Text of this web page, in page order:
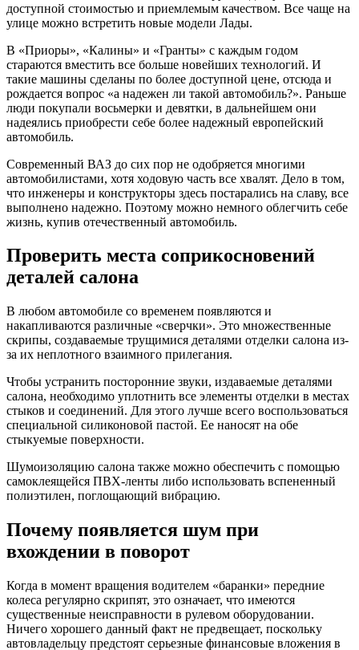
доступной стоимостью и приемлемым качеством. Все чаще на
улице можно встретить новые модели Лады.
В «Приоры», «Калины» и «Гранты» с каждым годом
стараются вместить все больше новейших технологий. И
такие машины сделаны по более доступной цене, отсюда и
рождается вопрос «а надежен ли такой автомобиль?». Раньше
люди покупали восьмерки и девятки, в дальнейшем они
надеялись приобрести себе более надежный европейский
автомобиль.
Современный ВАЗ до сих пор не одобряется многими
автомобилистами, хотя ходовую часть все хвалят. Дело в том,
что инженеры и конструкторы здесь постарались на славу, все
выполнено надежно. Поэтому можно немного облегчить себе
жизнь, купив отечественный автомобиль.
Проверить места соприкосновений
деталей салона
В любом автомобиле со временем появляются и
накапливаются различные «сверчки». Это множественные
скрипы, создаваемые трущимися деталями отделки салона из-
за их неплотного взаимного прилегания.
Чтобы устранить посторонние звуки, издаваемые деталями
салона, необходимо уплотнить все элементы отделки в местах
стыков и соединений. Для этого лучше всего воспользоваться
специальной силиконовой пастой. Ее наносят на обе
стыкуемые поверхности.
Шумоизоляцию салона также можно обеспечить с помощью
самоклеящейся ПВХ-ленты либо использовать вспененный
полиэтилен, поглощающий вибрацию.
Почему появляется шум при
вхождении в поворот
Когда в момент вращения водителем «баранки» передние
колеса регулярно скрипят, это означает, что имеются
существенные неисправности в рулевом оборудовании.
Ничего хорошего данный факт не предвещает, поскольку
автовладельцу предстоят серьезные финансовые вложения в